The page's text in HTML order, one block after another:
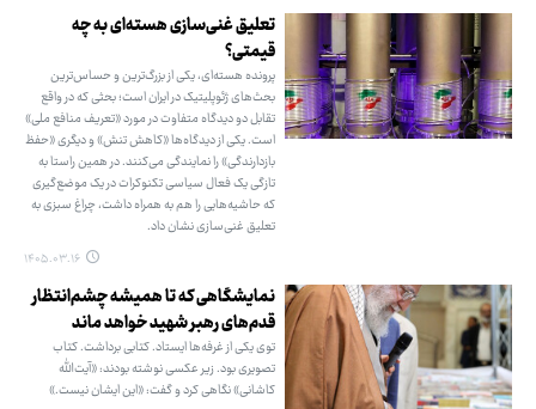
تعلیق غنی‌سازی هسته‌ای به چه
قیمتی؟
پرونده هسته‌ای، یکی از بزرگ‌ترین و حساس‌ترین
بحث‌های ژئوپلیتیک در ایران است؛ بحثی که در واقع
تقابل دو دیدگاه متفاوت در مورد «تعریف منافع ملی»
است. یکی از دیدگاه‌ها «کاهش تنش» و دیگری «حفظ
بازدارندگی» را نمایندگی می‌کنند. در همین راستا به
تازگی یک فعال سیاسی تکنوکرات در یک موضع‌گیری
که حاشیه‌هایی را هم به همراه داشت، چراغ سبزی به
تعلیق غنی‌سازی نشان داد.
۱۴۰۵.۰۳.۱۶
نمایشگاهی که تا همیشه چشم‌انتظار
قدم‌های رهبر شهید خواهد ماند
توی یکی از غرفه‌ها ایستاد. کتابی برداشت. کتاب
تصویری بود. زیر عکسی نوشته بودند: «آیت‌الله
کاشانی» نگاهی کرد و گفت: «این ایشان نیست.»